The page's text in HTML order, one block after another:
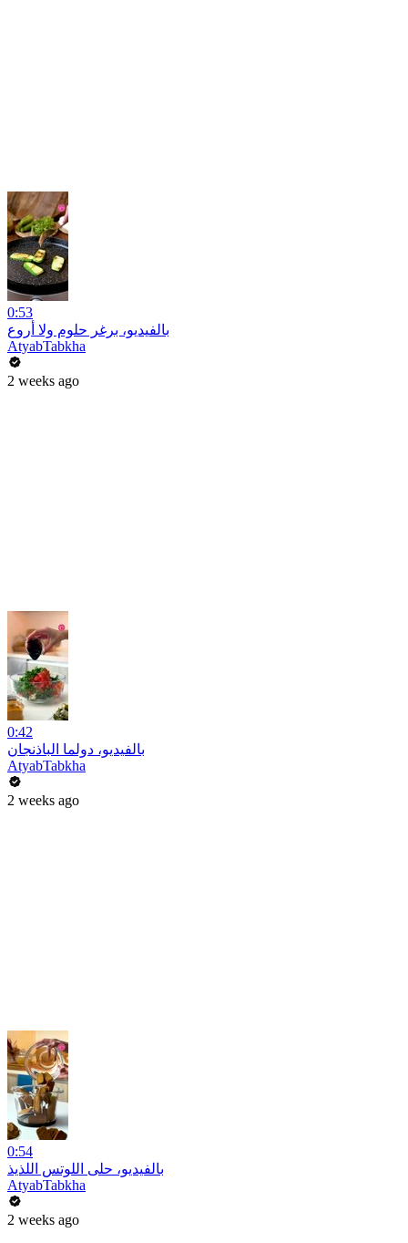
0:53
بالفيديو، برغر حلوم ولا أروع
AtyabTabkha
2 weeks ago
0:42
بالفيديو، دولما الباذنجان
AtyabTabkha
2 weeks ago
0:54
بالفيديو، حلى اللوتس اللذيذ
AtyabTabkha
2 weeks ago